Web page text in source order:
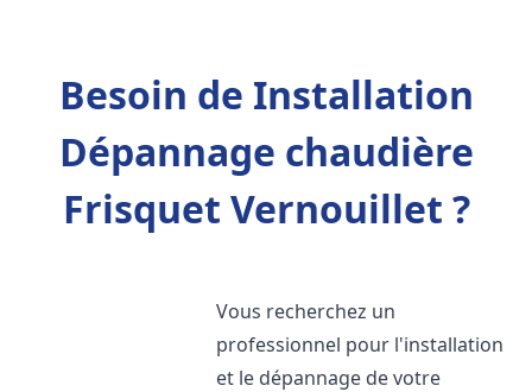
Besoin de Installation
Dépannage chaudière
Frisquet Vernouillet ?
Vous recherchez un
professionnel pour l'installation
et le dépannage de votre